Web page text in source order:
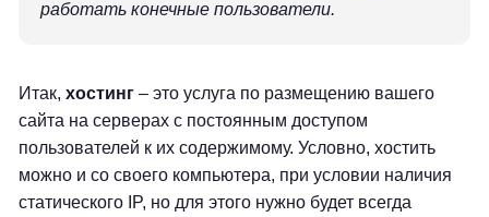
работать конечные пользователи.
Итак,хостинг – это услуга по размещению вашего
сайта на серверах с постоянным доступом
пользователей к их содержимому. Условно, хостить
можно и со своего компьютера, при условии наличия
статического IP, но для этого нужно будет всегда